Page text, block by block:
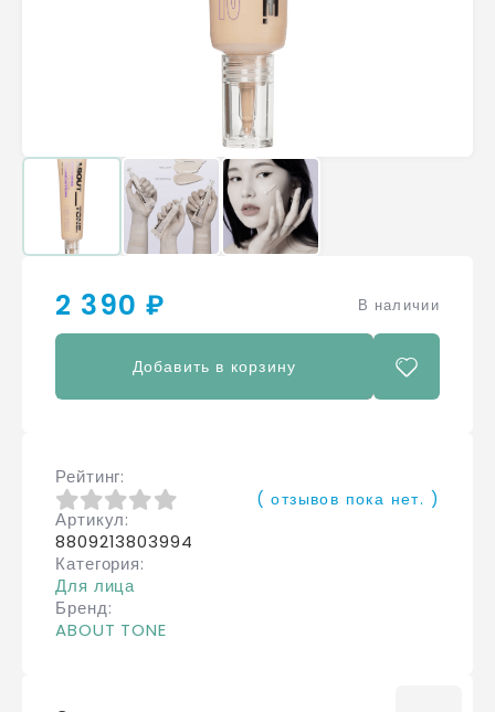
2 390 ₽ В наличии
Добавить в корзину
Рейтинг
0из 5
( отзывов пока нет. )
Артикул
8809213803994
Категория
Для лица
Бренд
ABOUT TONE